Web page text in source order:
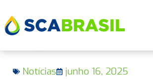
Notícias junho 16, 2025